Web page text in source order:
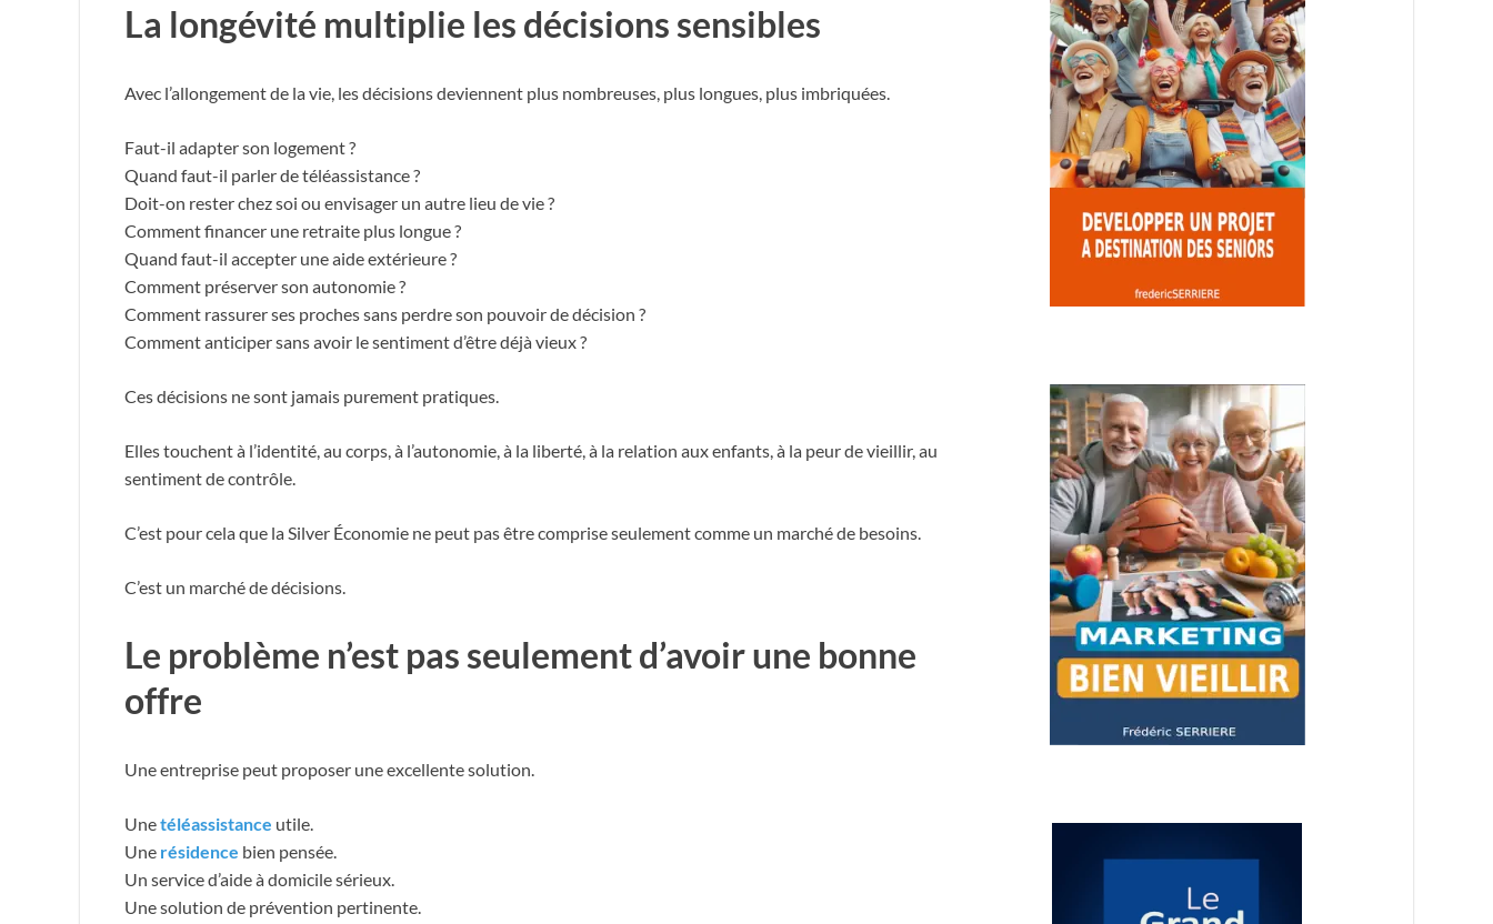
La longévité multiplie les décisions sensibles
Avec l’allongement de la vie, les décisions deviennent plus nombreuses, plus longues, plus imbriquées.
Faut-il adapter son logement ?
Quand faut-il parler de téléassistance ?
Doit-on rester chez soi ou envisager un autre lieu de vie ?
Comment financer une retraite plus longue ?
Quand faut-il accepter une aide extérieure ?
Comment préserver son autonomie ?
Comment rassurer ses proches sans perdre son pouvoir de décision ?
Comment anticiper sans avoir le sentiment d’être déjà vieux ?
Ces décisions ne sont jamais purement pratiques.
Elles touchent à l’identité, au corps, à l’autonomie, à la liberté, à la relation aux enfants, à la peur de vieillir, au
sentiment de contrôle.
C’est pour cela que la Silver Économie ne peut pas être comprise seulement comme un marché de besoins.
C’est un marché de décisions.
Le problème n’est pas seulement d’avoir une bonne
offre
Une entreprise peut proposer une excellente solution.
Unetéléassistance utile.
Une résidence bien pensée.
Un service d’aide à domicile sérieux.
Une solution de prévention pertinente.